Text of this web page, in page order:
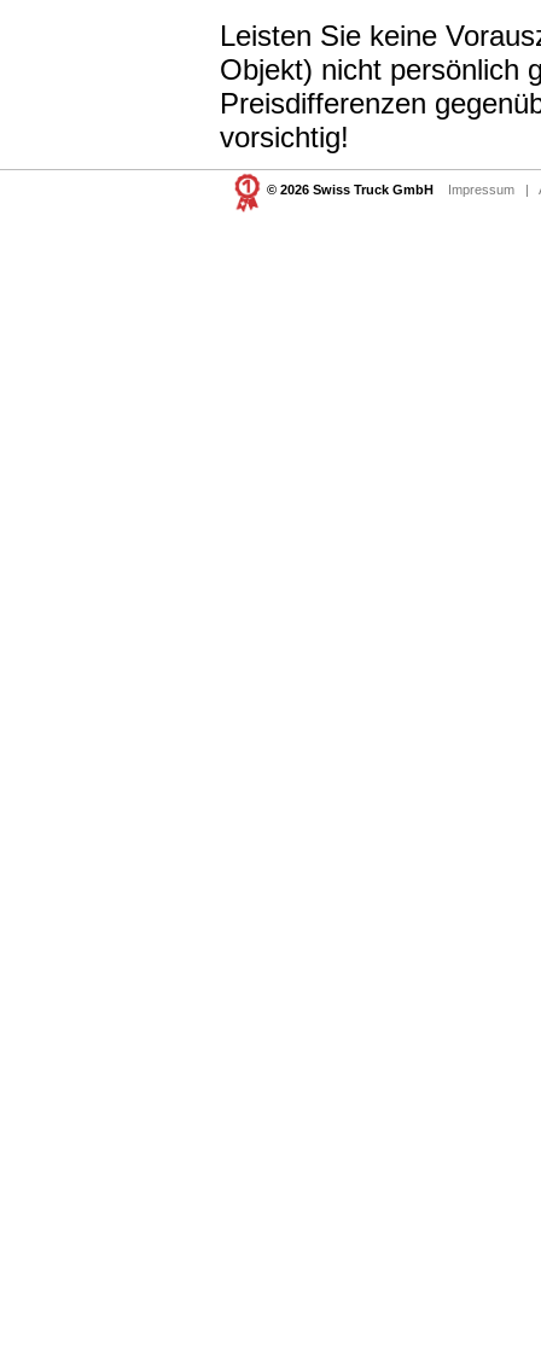
Leisten Sie keine
Objekt) nicht persönlich
Preisdifferenzen
vorsichtig!
© 2026 Swiss Truck GmbH Impressum |